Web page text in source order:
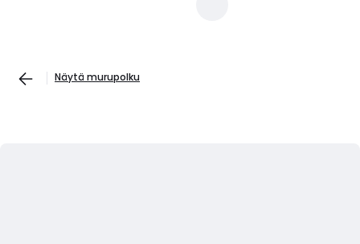
Näytä murupolku